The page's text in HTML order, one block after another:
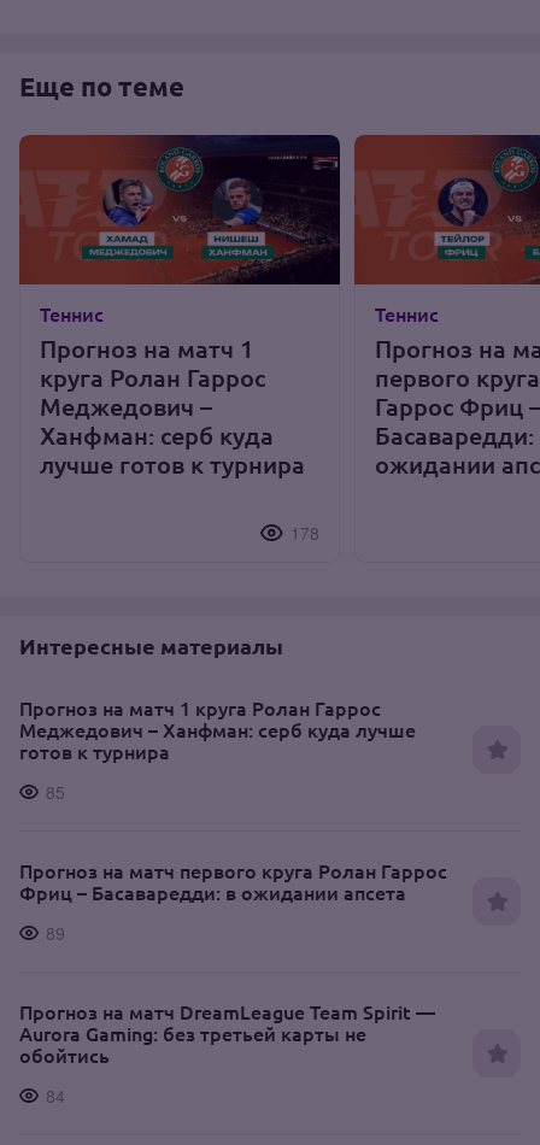
Еще по теме
Теннис
Прогноз на матч 1
круга Ролан Гаррос
Меджедович –
Ханфман: серб куда
лучше готов к турнира
178
Теннис
Прогноз на
первого
Гаррос Фриц –
Басаваредди:
ожидании
Интересные материалы
Прогноз на матч 1 круга Ролан Гаррос
Меджедович – Ханфман: серб куда лучше
готов к турнира
85
Прогноз на матч первого круга Ролан Гаррос
Фриц – Басаваредди: в ожидании апсета
89
Прогноз на матч DreamLeague Team Spirit —
Aurora Gaming: без третьей карты не
обойтись
84